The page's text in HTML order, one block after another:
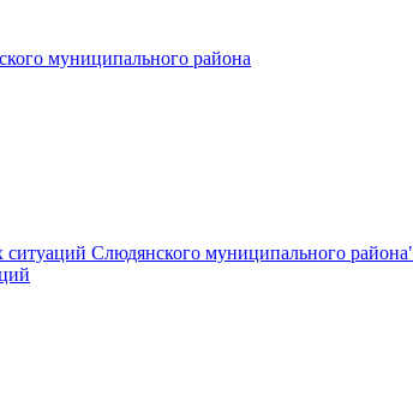
муниципального района
Слюдянского муниципального